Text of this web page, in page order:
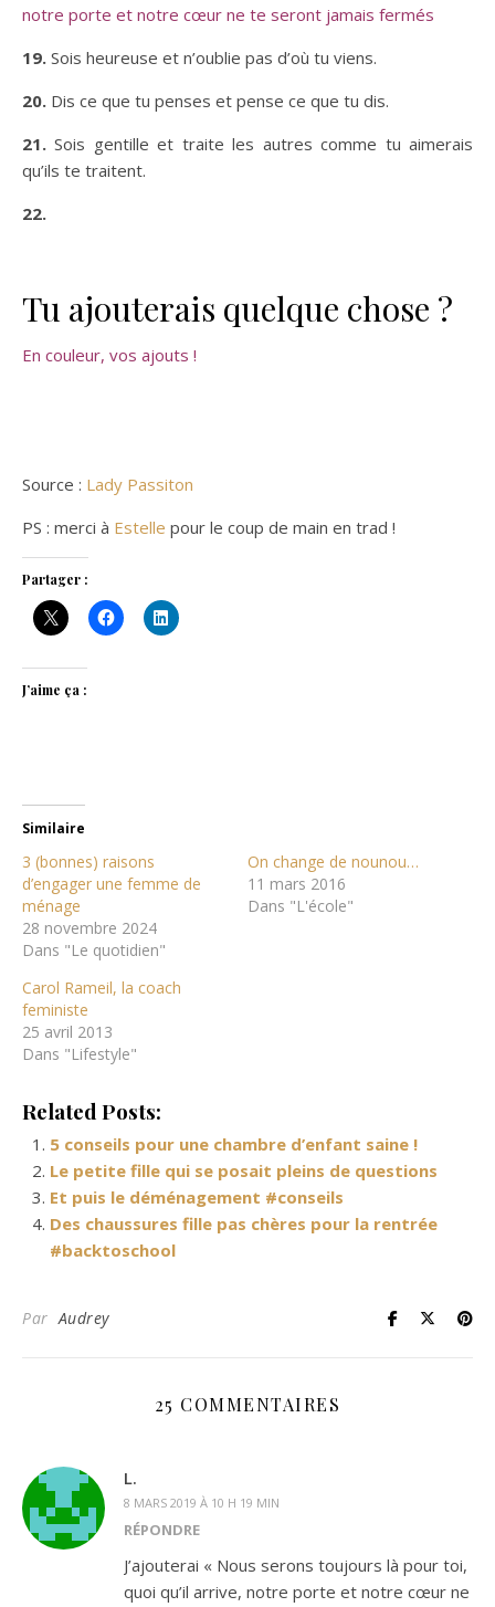
notre porte et notre cœur ne te seront jamais fermés
19. Sois heureuse et n’oublie pas d’où tu viens.
20. Dis ce que tu penses et pense ce que tu dis.
21. Sois gentille et traite les autres comme tu aimerais
qu’ils te traitent.
22.
Tu ajouterais quelque chose ?
En couleur, vos ajouts !
Source : Lady Passiton
PS : merci à Estelle pour le coup de main en trad !
Partager :
J’aime ça :
Similaire
3 (bonnes) raisons
d’engager une femme de
ménage
28 novembre 2024
Dans "Le quotidien"
On change de nounou…
11 mars 2016
Dans "L'école"
Carol Rameil, la coach
feministe
25 avril 2013
Dans "Lifestyle"
Related Posts:
5 conseils pour une chambre d’enfant saine !
Le petite fille qui se posait pleins de questions
Et puis le déménagement #conseils
Des chaussures fille pas chères pour la rentrée
#backtoschool
ParAudrey
25 COMMENTAIRES
L.
8 MARS 2019 À 10 H 19 MIN
RÉPONDRE
J’ajouterai « Nous serons toujours là pour toi,
quoi qu’il arrive, notre porte et notre cœur ne